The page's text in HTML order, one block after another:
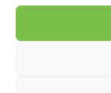
info@evnow.gr